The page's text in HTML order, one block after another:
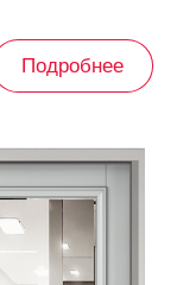
Подробнее